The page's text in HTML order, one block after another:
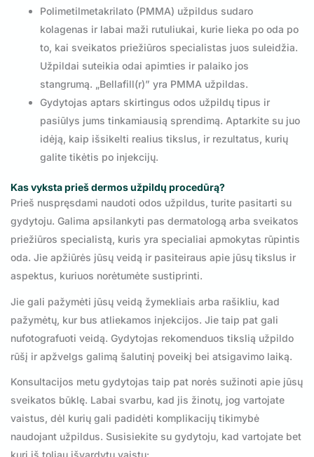
Polimetilmetakrilato (PMMA) užpildus sudaro
kolagenas ir labai maži rutuliukai, kurie lieka po oda po
to, kai sveikatos priežiūros specialistas juos suleidžia.
Užpildai suteikia odai apimties ir palaiko jos
stangrumą. „Bellafill(r)” yra PMMA užpildas.
Gydytojas aptars skirtingus odos užpildų tipus ir
pasiūlys jums tinkamiausią sprendimą. Aptarkite su juo
idėją, kaip išsikelti realius tikslus, ir rezultatus, kurių
galite tikėtis po injekcijų.
Kas vyksta prieš dermos užpildų procedūrą?
Prieš nuspręsdami naudoti odos užpildus, turite pasitarti su
gydytoju. Galima apsilankyti pas dermatologą arba sveikatos
priežiūros specialistą, kuris yra specialiai apmokytas rūpintis
oda. Jie apžiūrės jūsų veidą ir pasiteiraus apie jūsų tikslus ir
aspektus, kuriuos norėtumėte sustiprinti.
Jie gali pažymėti jūsų veidą žymekliais arba rašikliu, kad
pažymėtų, kur bus atliekamos injekcijos. Jie taip pat gali
nufotografuoti veidą. Gydytojas rekomenduos tikslią užpildo
rūšį ir apžvelgs galimą šalutinį poveikį bei atsigavimo laiką.
Konsultacijos metu gydytojas taip pat norės sužinoti apie jūsų
sveikatos būklę. Labai svarbu, kad jis žinotų, jog vartojate
vaistus, dėl kurių gali padidėti komplikacijų tikimybė
naudojant užpildus. Susisiekite su gydytoju, kad vartojate bet